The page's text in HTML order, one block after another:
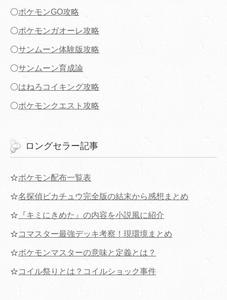
〇ポケモンGO攻略
〇ポケモンガオーレ攻略
〇サンムーン体験版攻略
〇サンムーン育成論
〇はねろコイキング攻略
〇ポケモンクエスト攻略
ロングセラー記事
☆ポケモン配布一覧表
☆名探偵ピカチュウ完全版の結末から感想まとめ
☆ 『キミにきめた』の内容を小説風に紹介
☆コマスター最強デッキ考察！現環境まとめ
☆ポケモンマスターの意味と定義とは？
☆コイル祭りとは？コイルショック事件